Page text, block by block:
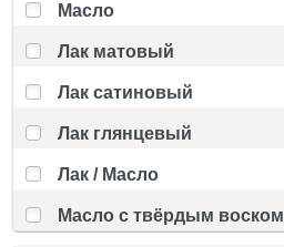
Масло
Лак матовый
Лак сатиновый
Лак глянцевый
Лак / Масло
Масло с твёрдым воском